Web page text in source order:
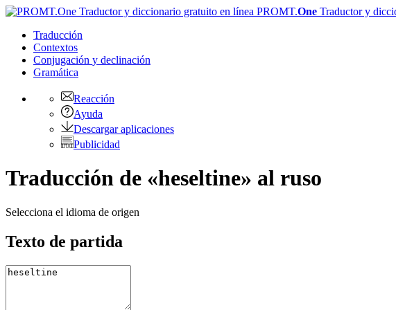
PROMT.One Traductor y
Traducción
Contextos
Conjugación y declinación
Gramática
Reacción
Ayuda
Descargar aplicaciones
Publicidad
Traducción de «heseltine» al ruso
Selecciona el idioma de origen
Texto de partida